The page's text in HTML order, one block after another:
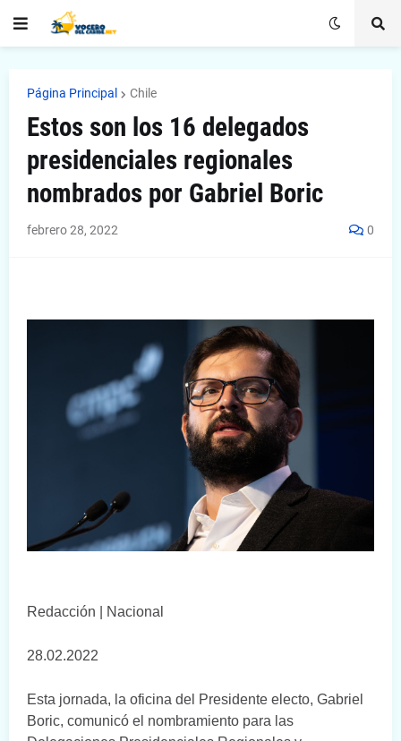
Página Principal Chile
Estos son los 16 delegados
presidenciales regionales
nombrados por Gabriel Boric
febrero 28, 2022 0
Redacción | Nacional
28.02.2022
Esta jornada, la oficina del Presidente electo, Gabriel
Boric, comunicó el nombramiento para las